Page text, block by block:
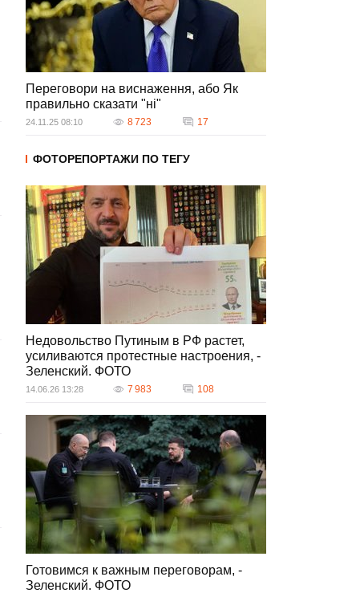
Переговори на виснаження, або Як
правильно сказати "ні"
24.11.25 08:10 8 723 17
ФОТОРЕПОРТАЖИ ПО ТЕГУ
Недовольство Путиным в РФ растет,
усиливаются протестные настроения, -
Зеленский. ФОТО
14.06.26 13:28 7 983 108
Готовимся к важным переговорам, -
Зеленский. ФОТО